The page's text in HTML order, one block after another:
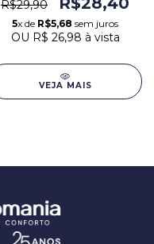
R$29,90
5x de R$5,68 sem juros
OU R$ 26,98 à vista
VEJA MAIS